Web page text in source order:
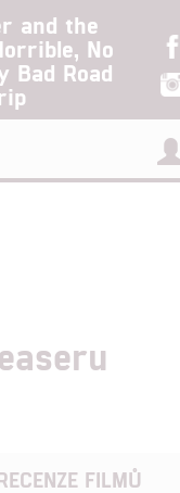
and the
No
Bad Road
FILMŮ